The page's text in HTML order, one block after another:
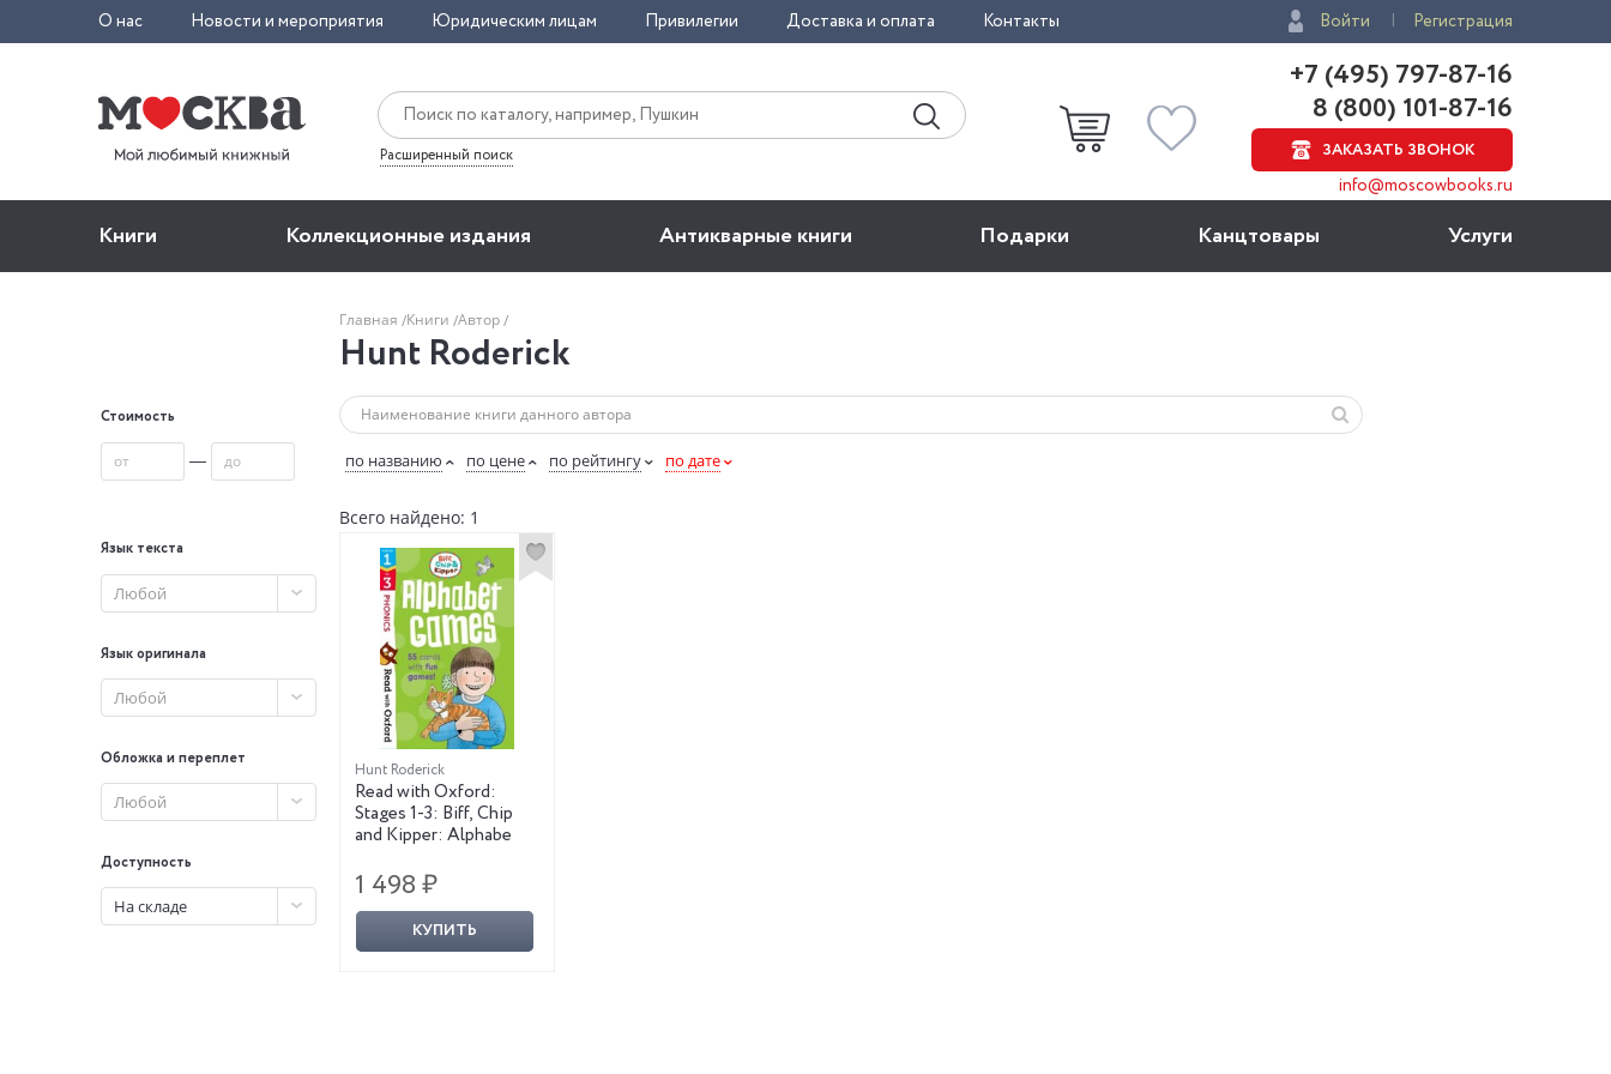
О нас Новости и мероприятия Юридическим лицам Привилегии Доставка и оплата Контакты Войти Регистрация
Расширенный поиск
+7 (495) 797-87-16
8 (800) 101-87-16
ЗАКАЗАТЬ ЗВОНОК
info@moscowbooks.ru
Книги Коллекционные издания Антикварные книги Подарки Канцтовары Услуги
Главная Книги Автор
Hunt Roderick
Стоимость
—
Язык текста
Любой
Язык оригинала
Любой
Обложка и переплет
Любой
Доступность
На складе
по названию по цене по рейтингу по дате
Всего найдено: 1
Hunt Roderick
Read with Oxford:
Stages 1-3: Biff, Chip
and Kipper: Alphabe
1 498 ₽
КУПИТЬ